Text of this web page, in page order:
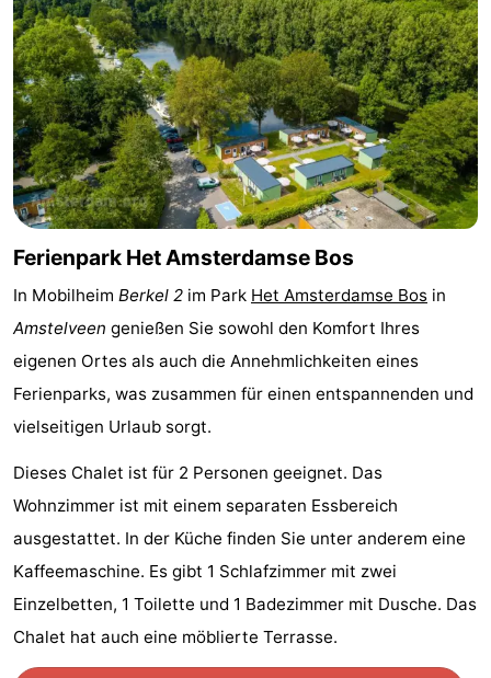
tun
Museen
-
Denkmäler
-
Kirchen
-
Aussichtspunkte
Attraktionen
Rundfahrten
-
Experiences
Dörfer
&
Städte
Führungen
Sport
-
Radfahren
-
Wandern
Unterhaltung
Nachtleben
Ferienpark Het Amsterdamse Bos
In Mobilheim Berkel 2 im Park Het Amsterdamse Bos in
Amstelveen genießen Sie sowohl den Komfort Ihres
eigenen Ortes als auch die Annehmlichkeiten eines
Ferienparks, was zusammen für einen entspannenden und
vielseitigen Urlaub sorgt.
Dieses Chalet ist für 2 Personen geeignet. Das
Wohnzimmer ist mit einem separaten Essbereich
ausgestattet. In der Küche finden Sie unter anderem eine
Kaffeemaschine. Es gibt 1 Schlafzimmer mit zwei
Einzelbetten, 1 Toilette und 1 Badezimmer mit Dusche. Das
Chalet hat auch eine möblierte Terrasse.